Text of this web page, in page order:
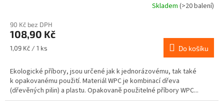
Skladem (>20 balení)
90 Kč bez DPH
108,90 Kč
Měrná
1,09 Kč / 1 ks Do košíku
Ekologické příbory, jsou určené jak k jednorázovému, tak také
k opakovanému použití. Materiál WPC je kombinací dřeva
(dřevěných pilin) a plastu. Opakovaně použitelné příbory WPC...